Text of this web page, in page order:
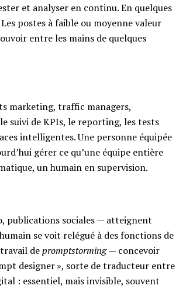
et analyser en continu. En quelques
postes à faible ou moyenne valeur
entre les mains de quelques
marketing, traffic managers,
suivi de KPIs, le reporting, les tests
intelligentes. Une personne équipée
gérer ce qu’une équipe entière
un humain en supervision.
publications sociales — atteignent
se voit relégué à des fonctions de
depromptstorming— concevoir
designer », sorte de traducteur entre
: essentiel, mais invisible, souvent